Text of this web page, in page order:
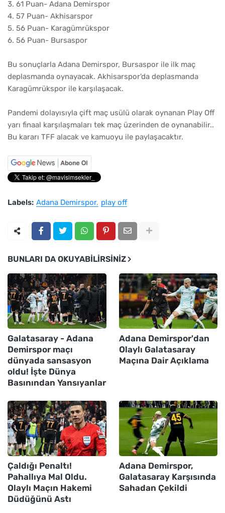
3. 61 Puan- Adana Demirspor
4. 57 Puan- Akhisarspor
5. 56 Puan- Karagümrükspor
6. 56 Puan- Bursaspor
Bu sonuçlarla Adana Demirspor, Bursaspor ile ilk maç
deplasmanda oynayacak. Akhisarspor'da deplasmanda
Karagümrükspor ile karşılaşacak.
Pandemi dolayısıyla çift maç usülü olarak oynanan Play Off
yarı finaal karşılaşmaları tek maç üzerinden de oynanabilir..
Bu kararı TFF alacak ve kamuoyu ile paylaşacaktır.
Labels: Adana Demirspor play off
BUNLARI DA OKUYABILIRSINIZ
Galatasaray - Adana
Demirspor maçı
dünyada sansasyon
oldu! İşte Dünya
Basınından Yansıyanlar
Adana Demirspor'dan
Olaylı Galatasaray
Maçına Dair Açıklama
Çaldığı Penaltı!
Pahallıya Mal Oldu.
Olaylı Maçın Hakemi
Düdüğünü Astı
Adana Demirspor,
Galatasaray Karşısında
Sahadan Çekildi